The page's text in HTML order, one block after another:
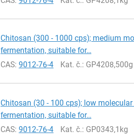
Chitosan (300 - 1000 cps); medium
fermentation, suitable for…
CAS:9012-76-4 Kat. č.: GP4208,500g
Chitosan (30 - 100 cps); low
fermentation, suitable for…
CAS:9012-76-4 Kat. č.: GP0343,1kg